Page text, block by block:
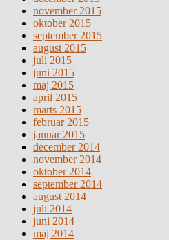
november 2015
oktober 2015
september 2015
august 2015
juli 2015
juni 2015
maj 2015
april 2015
marts 2015
februar 2015
januar 2015
december 2014
november 2014
oktober 2014
september 2014
august 2014
juli 2014
juni 2014
maj 2014